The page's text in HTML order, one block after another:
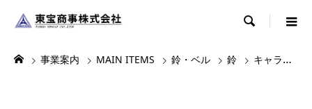

事業案内 MAIN ITEMS 鈴・ベル 鈴 キャラクター鈴